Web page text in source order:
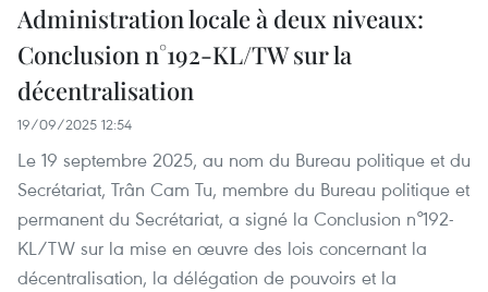
Administration locale à deux niveaux:
Conclusion n°192-KL/TW sur la
décentralisation
19/09/2025 12:54
Le 19 septembre 2025, au nom du Bureau politique et du
Secrétariat, Trân Cam Tu, membre du Bureau politique et
permanent du Secrétariat, a signé la Conclusion n°192-
KL/TW sur la mise en œuvre des lois concernant la
décentralisation, la délégation de pouvoirs et la